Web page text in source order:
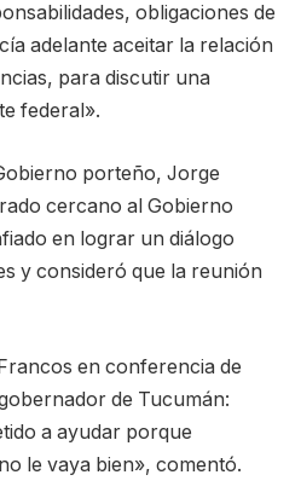
obligaciones de
adelante aceitar la relación
para discutir una
federal».
porteño, Jorge
cercano al Gobierno
en lograr un diálogo
y consideró que la reunión
en conferencia de
de Tucumán:
a ayudar porque
le vaya bien», comentó.